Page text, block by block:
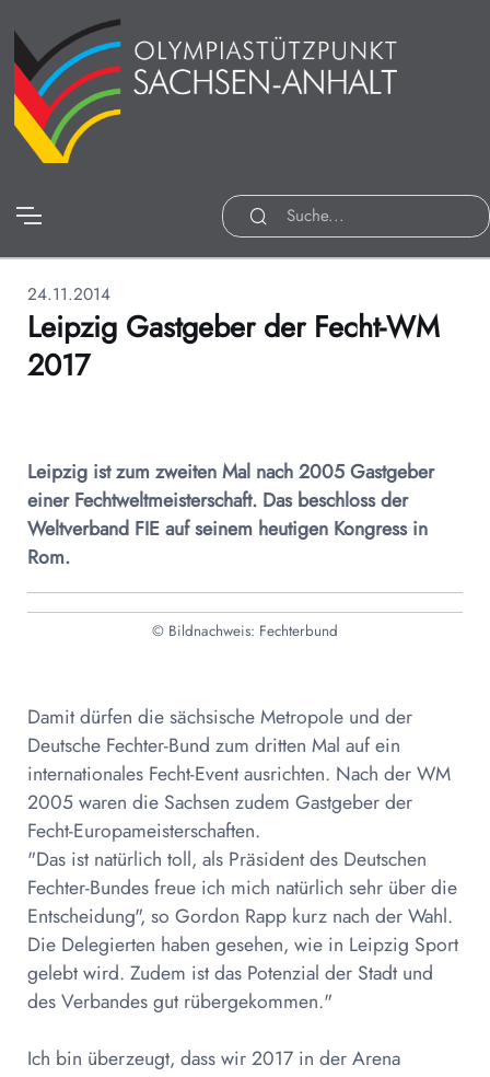
24.11.2014
Leipzig Gastgeber der Fecht-WM
2017
Leipzig ist zum zweiten Mal nach 2005 Gastgeber
einer Fechtweltmeisterschaft. Das beschloss der
Weltverband FIE auf seinem heutigen Kongress in
Rom.
© Bildnachweis: Fechterbund
Damit dürfen die sächsische Metropole und der
Deutsche Fechter-Bund zum dritten Mal auf ein
internationales Fecht-Event ausrichten. Nach der WM
2005 waren die Sachsen zudem Gastgeber der
Fecht-Europameisterschaften.
"Das ist natürlich toll, als Präsident des Deutschen
Fechter-Bundes freue ich mich natürlich sehr über die
Entscheidung", so Gordon Rapp kurz nach der Wahl.
Die Delegierten haben gesehen, wie in Leipzig Sport
gelebt wird. Zudem ist das Potenzial der Stadt und
des Verbandes gut rübergekommen."
Ich bin überzeugt, dass wir 2017 in der Arena